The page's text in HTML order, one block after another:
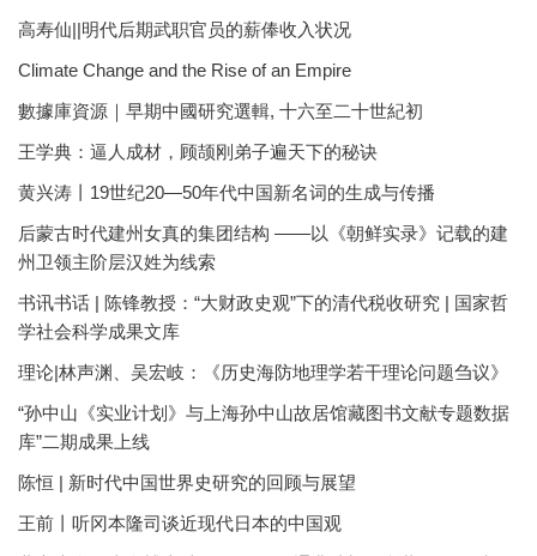
高寿仙||明代后期武职官员的薪俸收入状况
Climate Change and the Rise of an Empire
數據庫資源｜早期中國研究選輯, 十六至二十世紀初
王学典：逼人成材，顾颉刚弟子遍天下的秘诀
黄兴涛丨19世纪20—50年代中国新名词的生成与传播
后蒙古时代建州女真的集团结构 ——以《朝鲜实录》记载的建
州卫领主阶层汉姓为线索
书讯书话 | 陈锋教授：“大财政史观”下的清代税收研究 | 国家哲
学社会科学成果文库
理论|林声渊、吴宏岐：《历史海防地理学若干理论问题刍议》
“孙中山《实业计划》与上海孙中山故居馆藏图书文献专题数据
库”二期成果上线
陈恒 | 新时代中国世界史研究的回顾与展望
王前丨听冈本隆司谈近现代日本的中国观